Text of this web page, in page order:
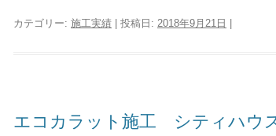
カテゴリー: 施工実績 | 投稿日: 2018年9月21日
エコカラット施工 シティハウ